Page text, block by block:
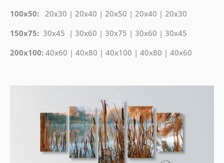
100x50: 20x30 | 20x40 | 20x50 | 20x40 | 20x30
150x75: 30x45 | 30x60 | 30x75 | 30x60 | 30x45
200x100: 40x60 | 40x80 | 40x100 | 40x80 | 40x60